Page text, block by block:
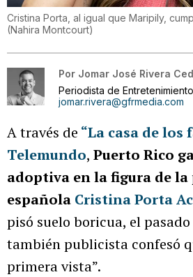
Cristina Porta, al igual que Maripily,
(Nahira Montcourt)
Por Jomar José Rivera
Periodista de
jomar.rivera@gfrmedia.com
A través de “La casa de los
Telemundo, Puerto Rico
adoptiva en la figura de
española Cristina Porta
pisó suelo boricua, el
también publicista confesó
primera vista”.